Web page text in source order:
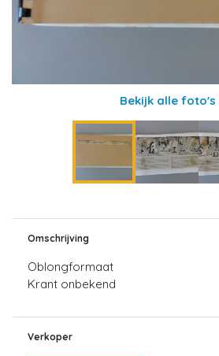
Bekijk alle foto's
Omschrijving
Oblongformaat
Krant onbekend
Verkoper